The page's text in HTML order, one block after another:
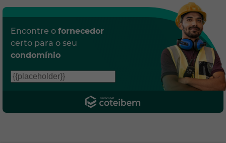
Encontre o fornecedor
certo para o seu
condomínio